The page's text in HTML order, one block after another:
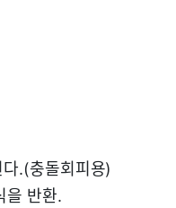
.(충돌회피용)
반환.